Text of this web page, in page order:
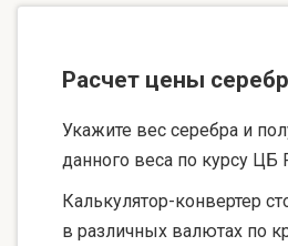
Расчет цены
Укажите вес серебра и
данного веса по курсу ЦБ
Калькулятор-конвертер
в различных валютах по